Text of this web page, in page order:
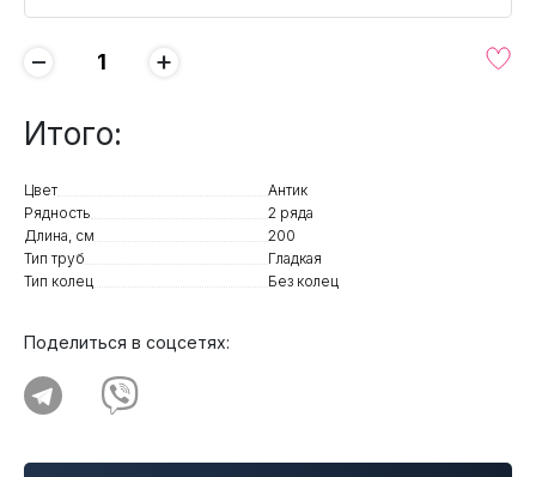
− +
Итого:
Цвет
Антик
Рядность
2 ряда
Длина, см
200
Тип труб
Гладкая
Тип колец
Без колец
Поделиться в соцсетях: